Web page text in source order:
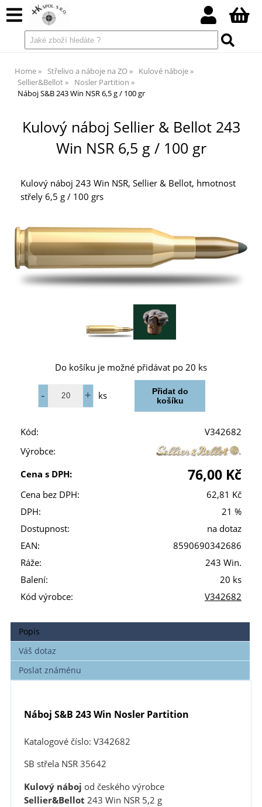
Home Střelivo a náboje na ZO
Kulové náboje
Sellier&Bellot
Nosler Partition
Náboj S&B 243 Win NSR 6,5 g / 100 gr
Kulový náboj Sellier & Bellot 243
Win NSR 6,5 g / 100 gr
Kulový náboj 243 Win NSR, Sellier & Bellot, hmotnost
střely 6,5 g / 100 grs
Do košíku je možné přidávat po 20 ks
ks
Kód:
V342682
Výrobce:
Cena s DPH:
76,00 Kč
Cena bez DPH:
62,81 Kč
DPH:
21 %
Dostupnost:
na dotaz
EAN:
8590690342686
Ráže:
243 Win.
Balení:
20 ks
Kód výrobce:
V342682
Popis
Váš dotaz
Poslat známénu
Náboj S&B 243 Win Nosler Partition
Katalogové číslo: V342682
SB střela NSR 35642
Kulový náboj od českého výrobce
Sellier&Bellot 243 Win NSR 5,2 g